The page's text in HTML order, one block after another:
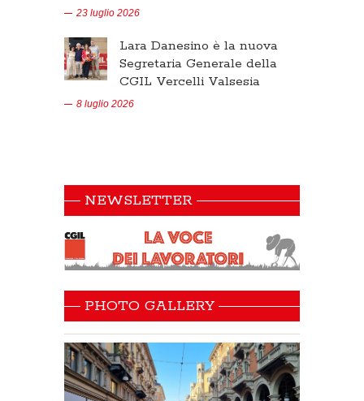
23 luglio 2026
Lara Danesino è la nuova
Segretaria Generale della
CGIL Vercelli Valsesia
8 luglio 2026
NEWSLETTER
PHOTO GALLERY